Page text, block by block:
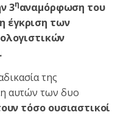
3ηαναμόρφωση του
έγκριση των
της
αυτών των δυο
τόσο ουσιαστικοί